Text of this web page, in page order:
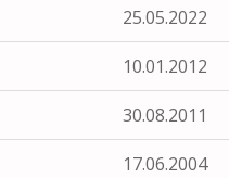
25.05.2022
10.01.2012
30.08.2011
17.06.2004